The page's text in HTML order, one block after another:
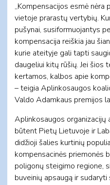
„Kompensacijos esmė nėra
vietoje prarastų vertybių.
pušynai, susiformuojantys
kompensacija reiškia jau
kurie ateityje gali tapti
daugeliui kitų rūšių. Jei šios
kertamos, kalbos apie
– teigia Aplinkosaugos
Valdo Adamkaus premijos
Aplinkosaugos organizacijų
būtent Pietų Lietuvoje ir
didžioji šalies kurtinių
kompensacinės priemonės
poligonų steigimo regione,
buveinių apsaugą ir